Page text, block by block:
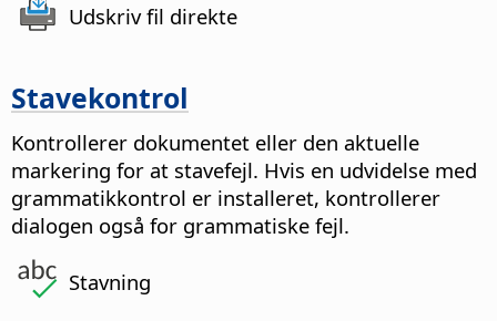
Udskriv fil direkte
Stavekontrol
Kontrollerer dokumentet eller den aktuelle
markering for at stavefejl. Hvis en udvidelse med
grammatikkontrol er installeret, kontrollerer
dialogen også for grammatiske fejl.
Stavning